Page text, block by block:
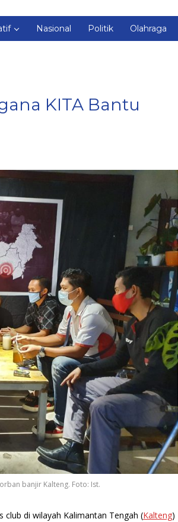
Nasional Politik Olahraga
KITA Bantu
banjir Kalteng. Foto: Ist.
di wilayah Kalimantan Tengah (Kalteng)